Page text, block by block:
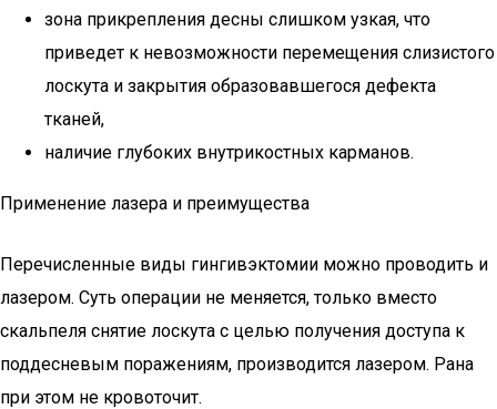
зона прикрепления десны слишком узкая, что
приведет к невозможности перемещения слизистого
лоскута и закрытия образовавшегося дефекта
тканей,
наличие глубоких внутрикостных карманов.
Применение лазера и преимущества
Перечисленные виды гингивэктомии можно проводить и
лазером. Суть операции не меняется, только вместо
скальпеля снятие лоскута с целью получения доступа к
поддесневым поражениям, производится лазером. Рана
при этом не кровоточит.